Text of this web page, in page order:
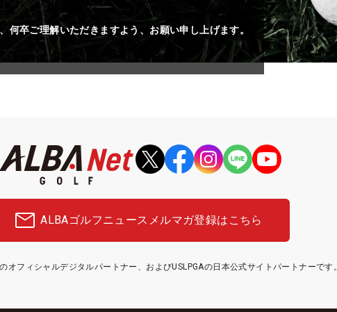
何卒ご理解いただきますよう、お願い申し上げます。
ALBAゴルフニュース メルマガ登録はこちら
オフィシャルデジタルパートナー、およびUSLPGAの日本公式サイトパートナーです。